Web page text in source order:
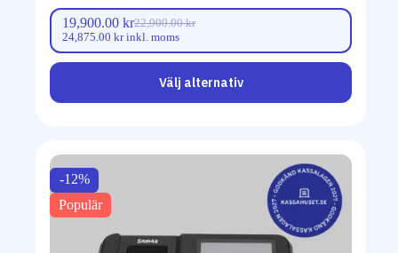
22,900.00kr
19,900.00 kr
24,875.00 krinkl. moms
Välj alternativ
-12%
Populär